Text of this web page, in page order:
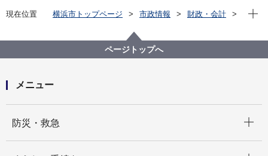
現在位置 横浜市トップページ 市政情報
財政・会計
現在
ページトップへ
メニュー
防災・救急